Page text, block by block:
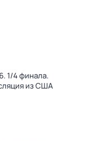
1/4 финала.
из США